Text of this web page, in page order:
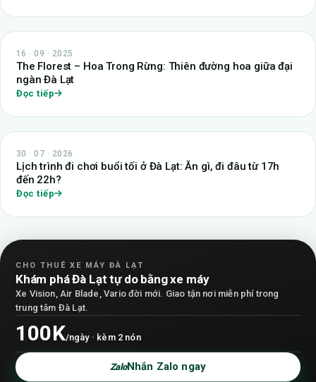
16 · 09 · 2025
The Florest – Hoa Trong Rừng: Thiên đường hoa giữa đại
ngàn Đà Lạt
Đọc tiếp
30 · 07 · 2026
Lịch trình đi chơi buổi tối ở Đà Lạt: Ăn gì, đi đâu từ 17h
đến 22h?
Đọc tiếp
CHO THUÊ XE MÁY ĐÀ LẠT
Khám phá Đà Lạt tự do bằng xe máy
Xe Vision, Air Blade, Vario đời mới. Giao tận nơi miễn phí trong
trung tâm Đà Lạt.
100K/ngày · kèm 2 nón
ZaloNhắn Zalo ngay